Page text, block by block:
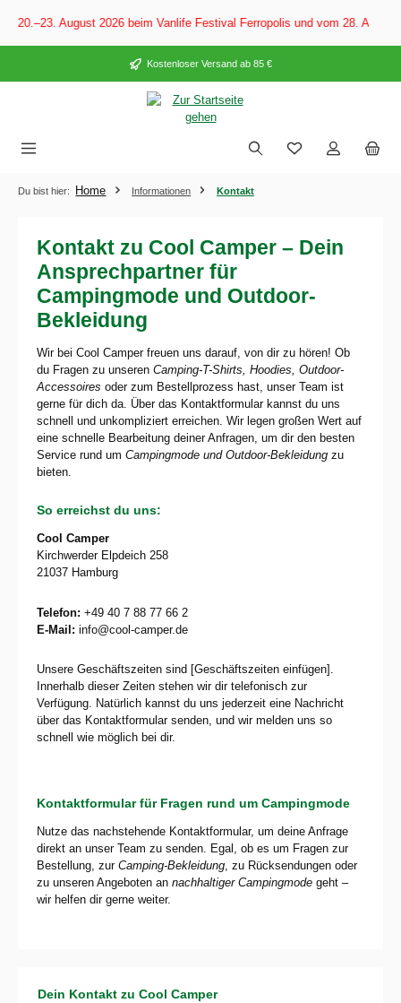
springen
August 2026 beim Vanlife Festival Ferropolis und vom 28. August–6.
Kostenloser Versand ab 85 €
Du bist hier: Home Informationen Kontakt
Kontakt zu Cool Camper – Dein
Ansprechpartner für
Campingmode und Outdoor-
Bekleidung
Wir bei Cool Camper freuen uns darauf, von dir zu hören! Ob
du Fragen zu unseren Camping-T-Shirts, Hoodies, Outdoor-
Accessoires oder zum Bestellprozess hast, unser Team ist
gerne für dich da. Über das Kontaktformular kannst du uns
schnell und unkompliziert erreichen. Wir legen großen Wert auf
eine schnelle Bearbeitung deiner Anfragen, um dir den besten
Service rund um Campingmode und Outdoor-Bekleidung zu
bieten.
So erreichst du uns:
Cool Camper
Kirchwerder Elpdeich 258
21037 Hamburg
Telefon: +49 40 7 88 77 66 2
E-Mail: info@cool-camper.de
Unsere Geschäftszeiten sind [Geschäftszeiten einfügen].
Innerhalb dieser Zeiten stehen wir dir telefonisch zur
Verfügung. Natürlich kannst du uns jederzeit eine Nachricht
über das Kontaktformular senden, und wir melden uns so
schnell wie möglich bei dir.
Kontaktformular für Fragen rund um Campingmode
Nutze das nachstehende Kontaktformular, um deine Anfrage
direkt an unser Team zu senden. Egal, ob es um Fragen zur
Bestellung, zur Camping-Bekleidung , zu Rücksendungen oder
zu unseren Angeboten an nachhaltiger Campingmode geht –
wir helfen dir gerne weiter.
Dein Kontakt zu Cool Camper